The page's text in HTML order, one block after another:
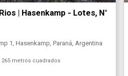
| Hasenkamp - Lotes, N°
1, Hasenkamp, Paraná, Argentina
265 metros cuadrados